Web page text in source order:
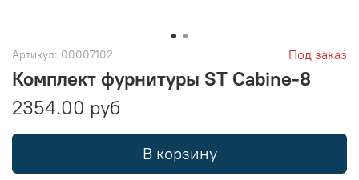
Артикул: 00007102 Под заказ
Комплект фурнитуры ST Cabine-8
2354.00 руб
В корзину